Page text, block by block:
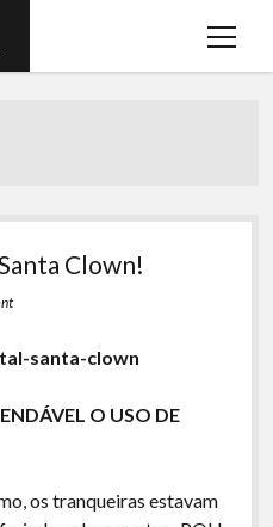
open
Clown!
O USO DE
os tranqueiras estavam